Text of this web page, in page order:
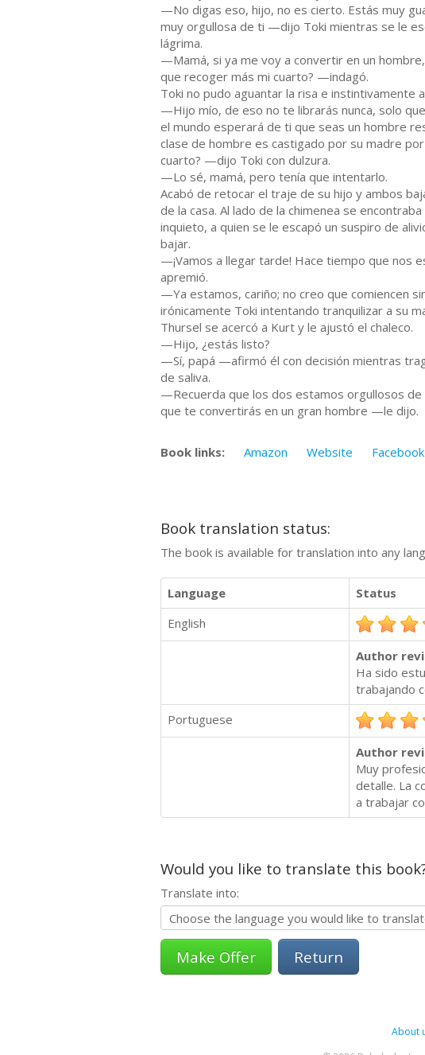
—No digas eso, hijo, no es cierto. Estás muy
muy orgullosa de ti —dijo Toki mientras se le
lágrima.
—Mamá, si ya me voy a convertir en un
que recoger más mi cuarto? —indagó.
Toki no pudo aguantar la risa e instintivamente
—Hijo mío, de eso no te librarás nunca, solo
el mundo esperará de ti que seas un hombre
clase de hombre es castigado por su madre
cuarto? —dijo Toki con dulzura.
—Lo sé, mamá, pero tenía que intentarlo.
Acabó de retocar el traje de su hijo y ambos
de la casa. Al lado de la chimenea se
inquieto, a quien se le escapó un suspiro de
bajar.
—¡Vamos a llegar tarde! Hace tiempo que nos
apremió.
—Ya estamos, cariño; no creo que comiencen
irónicamente Toki intentando tranquilizar a su
Thursel se acercó a Kurt y le ajustó el chaleco.
—Hijo, ¿estás listo?
—Sí, papá —afirmó él con decisión mientras
de saliva.
—Recuerda que los dos estamos orgullosos
que te convertirás en un gran hombre —le dijo.
Book links: Amazon Website Facebook
Book translation status:
The book is available for translation into any
Language
Status
English
Author
Ha sido
trabajando
Portuguese
Author
Muy
detalle. La
a trabajar
Would you like to translate this
Translate into:
Return
About